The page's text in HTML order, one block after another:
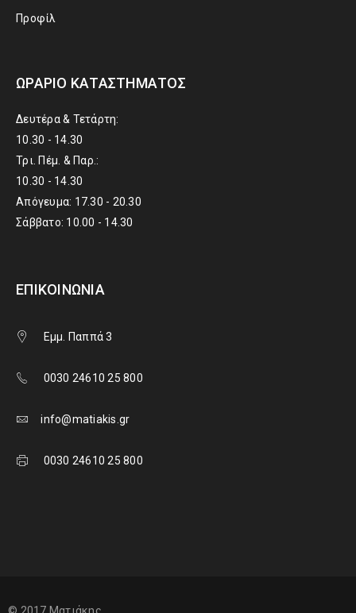
Προφίλ
ΩΡΆΡΙΟ ΚΑΤΑΣΤΉΜΑΤΟΣ
Δευτέρα & Τετάρτη:
10.30 - 14.30
Τρι. Πέμ. & Παρ.:
10.30 - 14.30
Απόγευμα: 17.30 - 20.30
Σάββατο: 10.00 - 14.30
ΕΠΙΚΟΙΝΩΝΊΑ
Εμμ. Παππά 3
0030 24610 25 800
info@matiakis.gr
0030 24610 25 800